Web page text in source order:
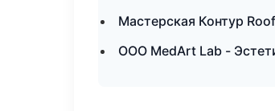
Мастерская Контур
ООО MedArt Lab -